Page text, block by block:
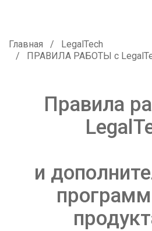
Главная
LegalTech
ПРАВИЛА РАБОТЫ с
Правила
и